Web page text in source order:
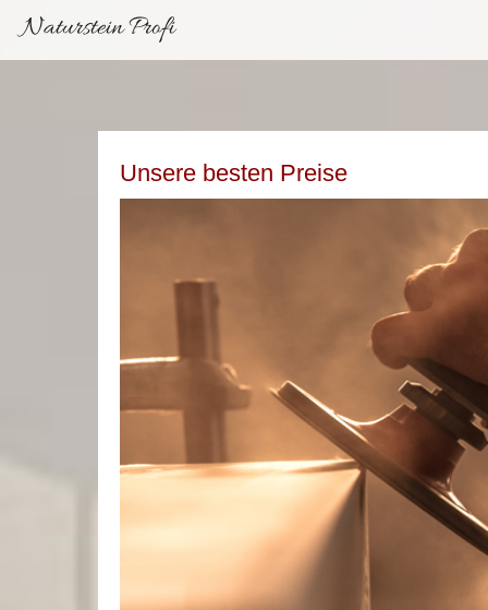
Naturstein Profi
Unsere besten Preise